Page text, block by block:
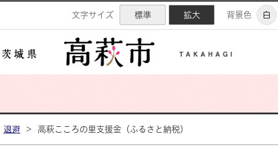
文字サイズ 標準 拡大 背景色 白
退避 > 高萩こころの里支援金（ふるさと納税）